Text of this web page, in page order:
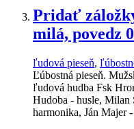
Pridať
milá, povedz
ľudová pieseň,
Ľúbostná pieseň.
ľudová hudba Fsk
Hudoba - husle, Milan
harmonika, Ján Majer